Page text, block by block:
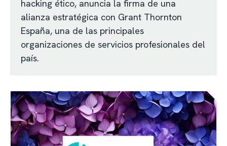
hacking ético, anuncia la firma de una
alianza estratégica con Grant Thornton
España, una de las principales
organizaciones de servicios profesionales del
país.